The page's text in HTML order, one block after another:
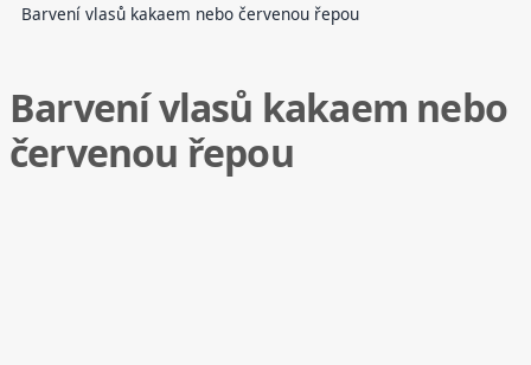
Barvení vlasů kakaem nebo červenou řepou
Barvení vlasů kakaem nebo
červenou řepou